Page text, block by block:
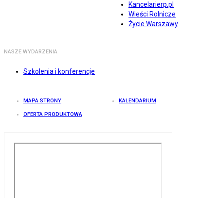
Kancelarierp.pl
Wieści Rolnicze
Życie Warszawy
NASZE WYDARZENIA
Szkolenia i konferencje
MAPA STRONY KALENDARIUM
OFERTA PRODUKTOWA